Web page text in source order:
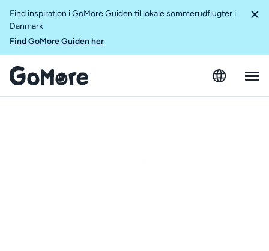
Find inspiration i GoMore Guiden til lokale sommerudflugter i
Danmark
Find GoMore Guiden her